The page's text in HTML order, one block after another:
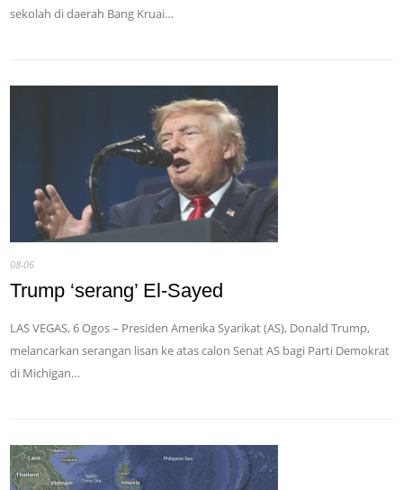
sekolah di daerah Bang Kruai…
08-06
Trump ‘serang’ El-Sayed
LAS VEGAS, 6 Ogos – Presiden Amerika Syarikat (AS), Donald Trump,
melancarkan serangan lisan ke atas calon Senat AS bagi Parti Demokrat
di Michigan…